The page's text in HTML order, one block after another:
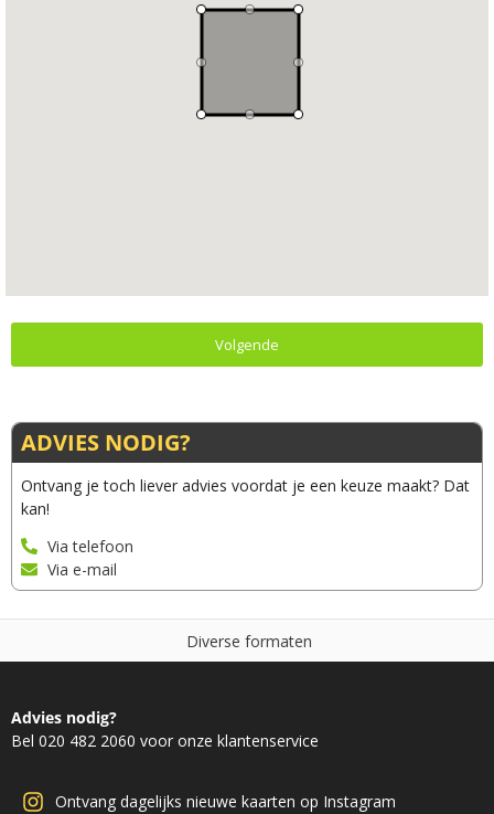
Volgende
ADVIES NODIG?
Ontvang je toch liever advies voordat je een keuze maakt? Dat
kan!
Via telefoon
Via e-mail
Diverse formaten
Advies nodig?
Bel 020 482 2060 voor onze klantenservice
Ontvang dagelijks nieuwe kaarten op Instagram